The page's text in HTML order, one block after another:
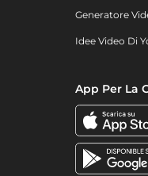
Generatore
Idee Video Di
App Per La